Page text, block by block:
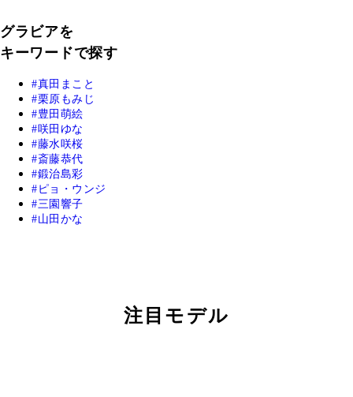
グラビアを
キーワードで探す
真田まこと
栗原もみじ
豊田萌絵
咲田ゆな
藤水咲桜
斎藤恭代
鍛治島彩
ピョ・ウンジ
三園響子
山田かな
注目モデル